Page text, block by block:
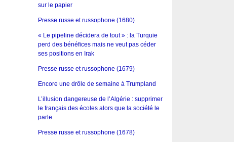
sur le papier
Presse russe et russophone (1680)
« Le pipeline décidera de tout » : la Turquie
perd des bénéfices mais ne veut pas céder
ses positions en Irak
Presse russe et russophone (1679)
Encore une drôle de semaine à Trumpland
L’illusion dangereuse de l’Algérie : supprimer
le français des écoles alors que la société le
parle
Presse russe et russophone (1678)